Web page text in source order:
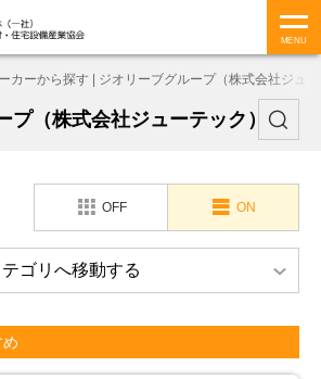
MENU
カーから探す | ジオリーブグループ（株式会社ジュ
プ（株式会社ジューテック）
OFF ON